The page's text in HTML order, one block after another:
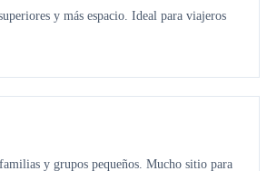
y más espacio. Ideal para viajeros
y grupos pequeños. Mucho sitio para